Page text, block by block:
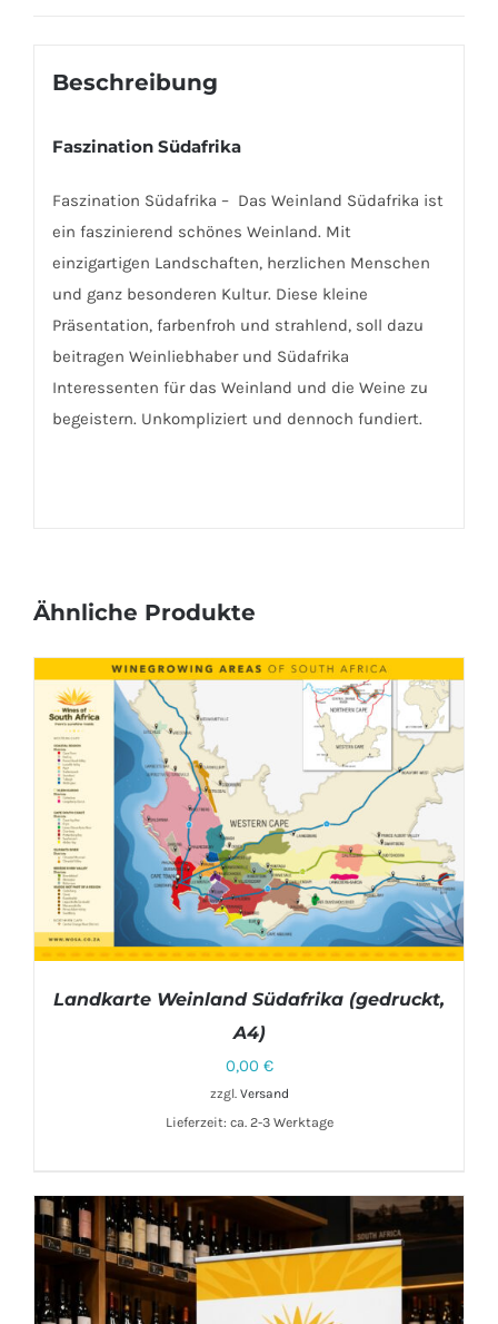
Beschreibung
Faszination Südafrika
Faszination Südafrika – Das Weinland Südafrika ist
ein faszinierend schönes Weinland. Mit
einzigartigen Landschaften, herzlichen Menschen
und ganz besonderen Kultur. Diese kleine
Präsentation, farbenfroh und strahlend, soll dazu
beitragen Weinliebhaber und Südafrika
Interessenten für das Weinland und die Weine zu
begeistern. Unkompliziert und dennoch fundiert.
Ähnliche Produkte
IN DEN WARENKORB / DETAILS
Landkarte Weinland Südafrika (gedruckt,
A4)
0,00 €
zzgl. Versand
Lieferzeit: ca. 2-3 Werktage